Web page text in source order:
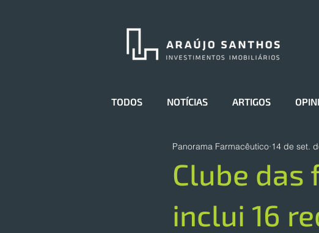
TODOS NOTÍCIAS ARTIGOS
Clube
inclui 16
Panorama Farmacêutico 14 de set.